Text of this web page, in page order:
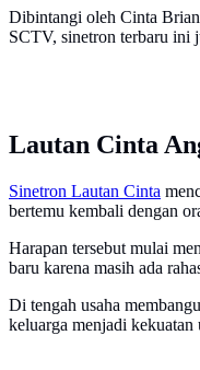
Dibintangi oleh Cinta
SCTV, sinetron terbaru ini
Lautan Cinta
Sinetron Lautan Cinta
bertemu kembali dengan
Harapan tersebut mulai
baru karena masih ada
Di tengah usaha
keluarga menjadi